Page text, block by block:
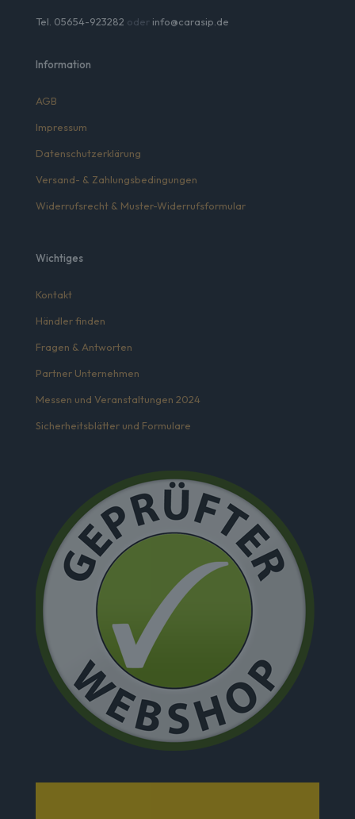
Tel. 05654-923282 oder info@carasip.de
Information
AGB
Impressum
Datenschutzerklärung
Versand- & Zahlungsbedingungen
Widerrufsrecht & Muster-Widerrufsformular
Wichtiges
Kontakt
Händler finden
Fragen & Antworten
Partner Unternehmen
Messen und Veranstaltungen 2024
Sicherheitsblätter und Formulare